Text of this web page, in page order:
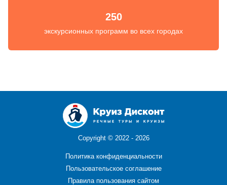
250
экскурсионных программ во всех городах
Copyright © 2022 - 2026
Политика конфиденциальности
Пользовательское соглашение
Правила пользования сайтом